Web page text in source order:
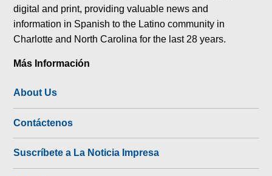
digital and print, providing valuable news and
information in Spanish to the Latino community in
Charlotte and North Carolina for the last 28 years.
Más Información
About Us
Contáctenos
Suscríbete a La Noticia Impresa